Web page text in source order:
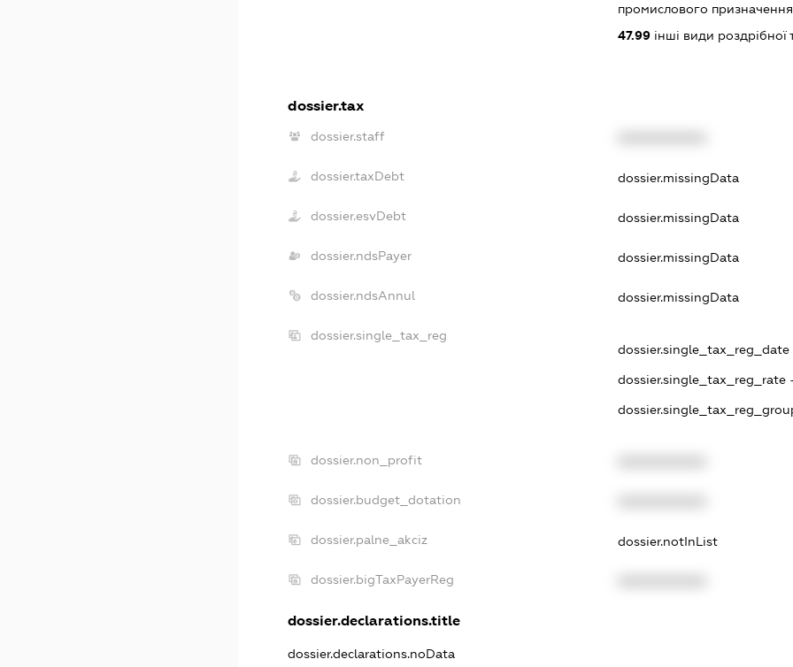
промислового призначення
47.99інші види роздрібної
dossier.tax
dossier.staff
dossier.taxDebt dossier.missingData
dossier.esvDebt dossier.missingData
dossier.ndsPayer dossier.missingData
dossier.ndsAnnul dossier.missingData
dossier.single_tax_reg
dossier.single_tax_reg_date
dossier.single_tax_reg_rate
dossier.non_profit
dossier.budget_dotation
dossier.palne_akciz dossier.notInList
dossier.bigTaxPayerReg
dossier.declarations.title
dossier.declarations.noData